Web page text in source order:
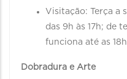
Visitação: Terça a
das 9h às 17h; de
funciona até as 18h
Dobradura e Arte